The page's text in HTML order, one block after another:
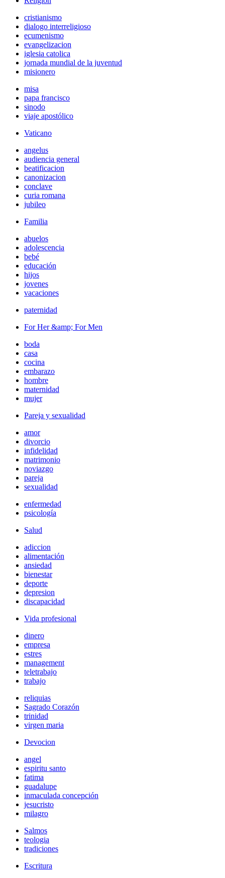
cristianismo
dialogo interreligioso
ecumenismo
evangelizacion
iglesia catolica
jornada mundial de la juventud
misionero
misa
papa francisco
sinodo
viaje apostólico
Vaticano
angelus
audiencia general
beatificacion
canonizacion
conclave
curia romana
jubileo
Familia
abuelos
adolescencia
bebé
educación
hijos
jovenes
vacaciones
paternidad
For Her &amp; For Men
boda
casa
cocina
embarazo
hombre
maternidad
mujer
Pareja y sexualidad
amor
divorcio
infidelidad
matrimonio
noviazgo
pareja
sexualidad
enfermedad
psicología
Salud
adiccion
alimentación
ansiedad
bienestar
deporte
depresion
discapacidad
Vida profesional
dinero
empresa
estres
management
teletrabajo
trabajo
reliquias
Sagrado Corazón
trinidad
virgen maria
Devocion
angel
espiritu santo
fatima
guadalupe
inmaculada concepción
jesucristo
milagro
Salmos
teologia
tradiciones
Escritura